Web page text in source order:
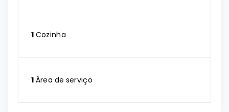
1 Cozinha
1 Área de serviço